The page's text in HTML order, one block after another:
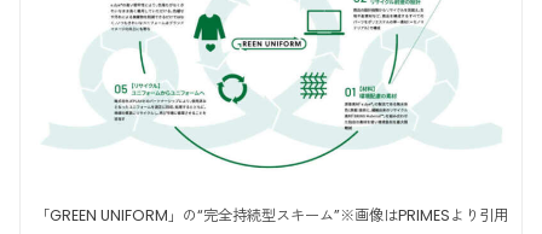
「GREEN UNIFORM」の“完全持続型スキーム”※画像はPRIMESより引用